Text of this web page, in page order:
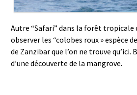
Autre “Safari” dans la forêt tropicale
observer les “colobes roux » espèce
de Zanzibar que l’on ne trouve qu’ici.
d’une découverte de la mangrove.